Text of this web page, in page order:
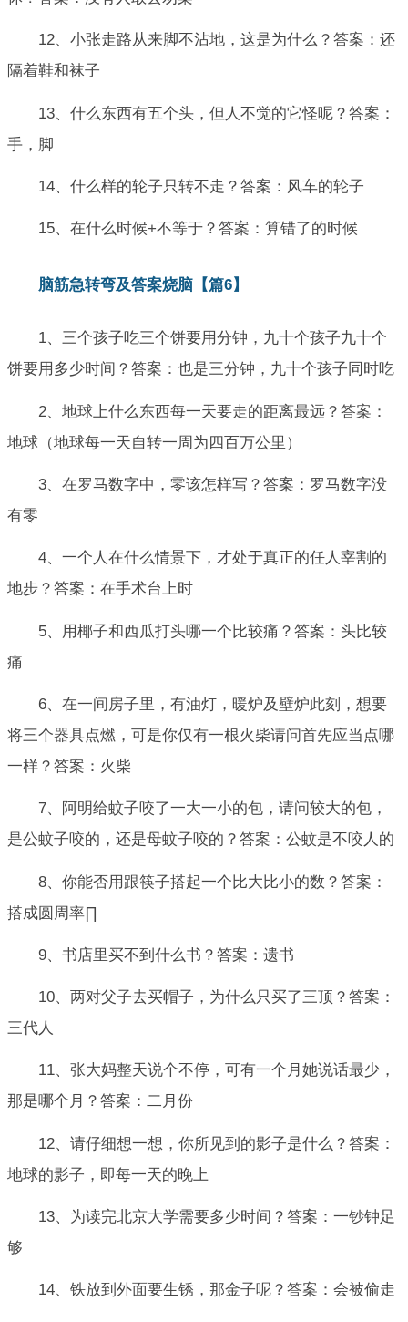
12、小张走路从来脚不沾地，这是为什么？答案：还
隔着鞋和袜子
13、什么东西有五个头，但人不觉的它怪呢？答案：
手，脚
14、什么样的轮子只转不走？答案：风车的轮子
15、在什么时候+不等于？答案：算错了的时候
脑筋急转弯及答案烧脑【篇6】
1、三个孩子吃三个饼要用分钟，九十个孩子九十个
饼要用多少时间？答案：也是三分钟，九十个孩子同时吃
2、地球上什么东西每一天要走的距离最远？答案：
地球（地球每一天自转一周为四百万公里）
3、在罗马数字中，零该怎样写？答案：罗马数字没
有零
4、一个人在什么情景下，才处于真正的任人宰割的
地步？答案：在手术台上时
5、用椰子和西瓜打头哪一个比较痛？答案：头比较
痛
6、在一间房子里，有油灯，暖炉及壁炉此刻，想要
将三个器具点燃，可是你仅有一根火柴请问首先应当点哪
一样？答案：火柴
7、阿明给蚊子咬了一大一小的包，请问较大的包，
是公蚊子咬的，还是母蚊子咬的？答案：公蚊是不咬人的
8、你能否用跟筷子搭起一个比大比小的数？答案：
搭成圆周率∏
9、书店里买不到什么书？答案：遗书
10、两对父子去买帽子，为什么只买了三顶？答案：
三代人
11、张大妈整天说个不停，可有一个月她说话最少，
那是哪个月？答案：二月份
12、请仔细想一想，你所见到的影子是什么？答案：
地球的影子，即每一天的晚上
13、为读完北京大学需要多少时间？答案：一钞钟足
够
14、铁放到外面要生锈，那金子呢？答案：会被偷走